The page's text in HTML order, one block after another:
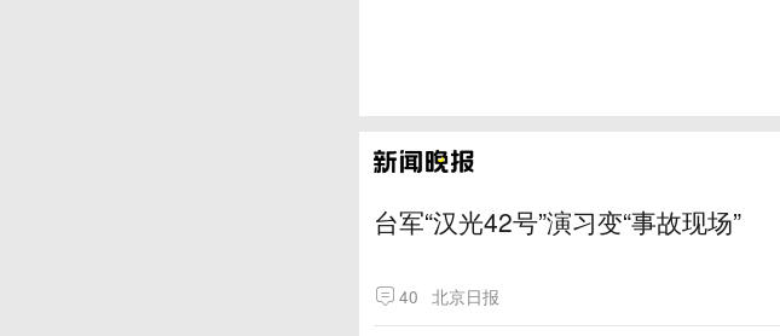
台军“汉光42号”演习变“事故现场”
40 北京日报